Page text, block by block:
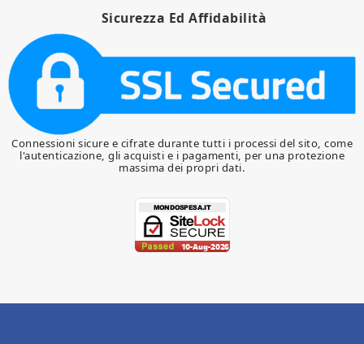
Sicurezza Ed Affidabilità
Connessioni sicure e cifrate durante tutti i processi del sito, come
l'autenticazione, gli acquisti e i pagamenti, per una protezione
massima dei propri dati.